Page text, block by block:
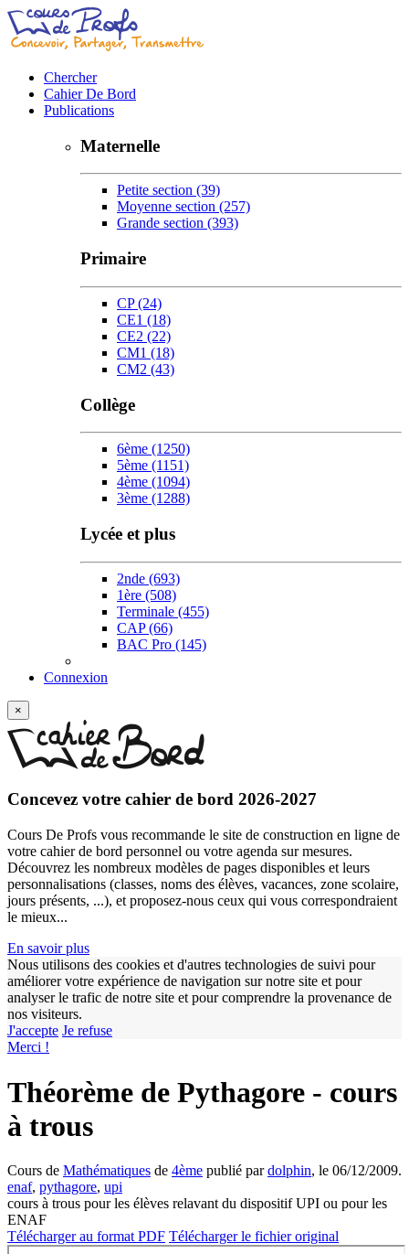
Chercher
Cahier De Bord
Publications
Maternelle
Petite section (39)
Moyenne section (257)
Grande section (393)
Primaire
CP(24)
CE1 (18)
CE2 (22)
CM1 (18)
CM2 (43)
Collège
6ème (1250)
5ème (1151)
4ème (1094)
3ème (1288)
Lycée et plus
2nde (693)
1ère (508)
Terminale (455)
CAP(66)
BAC Pro (145)
Connexion
×
Concevez votre cahier de bord 2026-2027
Cours De Profs vous recommande le site de construction en ligne de
votre cahier de bord personnel ou votre agenda sur mesures.
Découvrez les nombreux modèles de pages disponibles et leurs
personnalisations (classes, noms des élèves, vacances, zone scolaire,
jours présents, ...), et proposez-nous ceux qui vous correspondraient
le mieux...
En savoir plus
Nous utilisons des cookies et d'autres technologies de suivi pour
améliorer votre expérience de navigation sur notre site et pour
analyser le trafic de notre site et pour comprendre la provenance de
nos visiteurs.
J'accepte Je refuse
Merci !
Théorème de Pythagore - cours
à trous
Cours de Mathématiques de 4ème publié pardolphin, le 06/12/2009.
enaf, pythagore, upi
cours à trous pour les élèves relavant du dispositif UPI ou pour les
ENAF
Télécharger au format PDF Télécharger le fichier original